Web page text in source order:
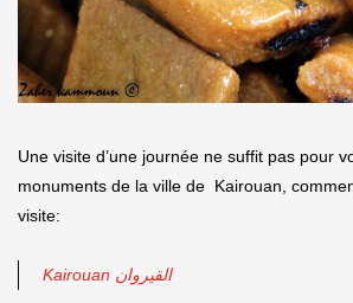
Une visite d’une journée ne suffit pas pour
monuments de la ville de Kairouan,
visite:
Kairouan القيروان